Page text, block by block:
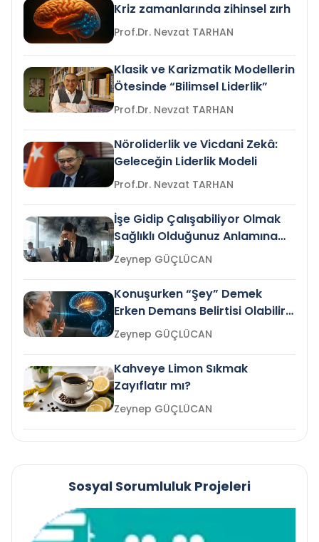
Kriz zamanlarında zihinsel zırh
Prof.Dr. Nevzat TARHAN
Klasik ve Karizmatik Modellerin
Ötesinde “Bilimsel Liderlik”
Prof.Dr. Nevzat TARHAN
Nöroliderlik ve Vicdani Zekâ:
Geleceğin Liderlik Modeli
Prof.Dr. Nevzat TARHAN
İşe Gidip Çalışabiliyor Olmak
Sağlıklı Olduğunuz Anlamına
Gelir mi?Zeynep GÜÇLÜCAN
Konuşurken “Şey” Demek
Erken Demans Belirtisi Olabilir
mi?
Zeynep GÜÇLÜCAN
Kahveye Limon Sıkmak
Zayıflatır mı?
Zeynep GÜÇLÜCAN
Sosyal Sorumluluk Projeleri